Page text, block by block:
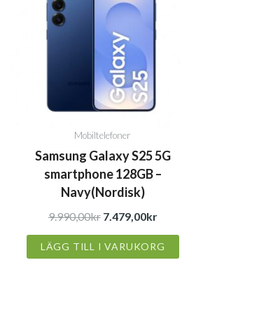
Mobiltelefoner
Samsung Galaxy S25 5G
smartphone 128GB –
Navy(Nordisk)
9.990,00kr
var:
9.990,00kr.
7.479,00kr
LÄGG TILL I VARUKORG